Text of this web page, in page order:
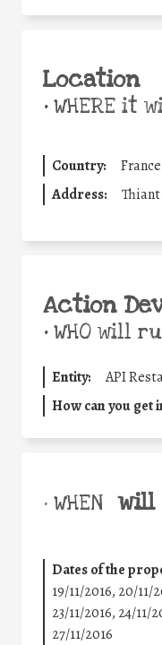
Location
•WHERE it
Country:
France
Address:
Thiant
Action
•WHO will
Entity: API
How can you get
• WHEN will
Dates of the
19/11/2016, 20/11/
23/11/2016, 24/11/
27/11/2016